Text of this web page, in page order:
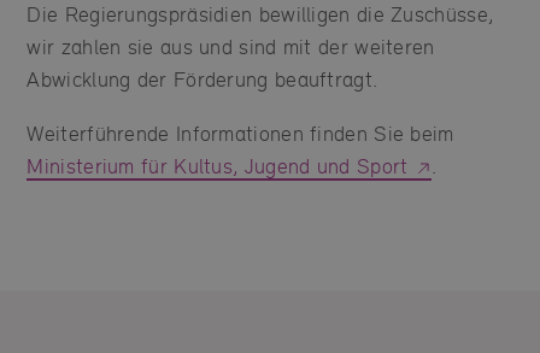
Die Regierungspräsidien bewilligen die Zuschüsse,
wir zahlen sie aus und sind mit der weiteren
Abwicklung der Förderung beauftragt.
Weiterführende Informationen finden Sie beim
Ministerium für Kultus, Jugend und Sport